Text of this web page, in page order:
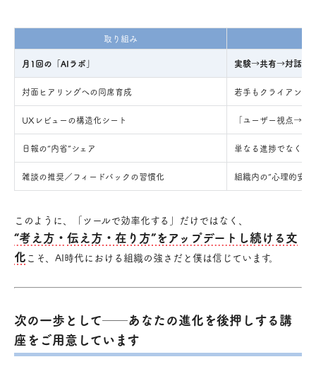
取り組み
月1回の「AIラボ」 実験→共有→対話で
対面ヒアリングへの同席育成 若手もクライアント
UXレビューの構造化シート 「ユーザー視点→
日報の“内省”シェア 単なる進捗でなく、
雑談の推奨／フィードバックの習慣化 組織内の“心理的安
このように、「ツールで効率化する」だけではなく、
“考え方・伝え方・在り方”をアップデートし続ける文
化 こそ、AI時代における組織の強さだと僕は信じています。
次の一歩として──あなたの進化を後押しする講
座をご用意しています